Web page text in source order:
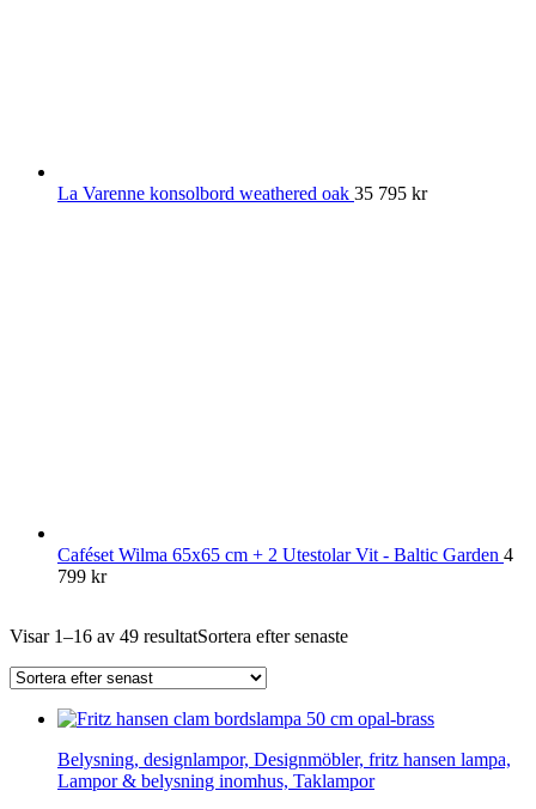
La Varenne konsolbord weathered oak 35 795 kr
Caféset Wilma 65x65 cm + 2 Utestolar Vit - Baltic Garden 4
799 kr
Visar 1–16 av 49 resultatSortera efter senaste
Belysning, designlampor, Designmöbler, fritz hansen lampa,
Lampor & belysning inomhus, Taklampor